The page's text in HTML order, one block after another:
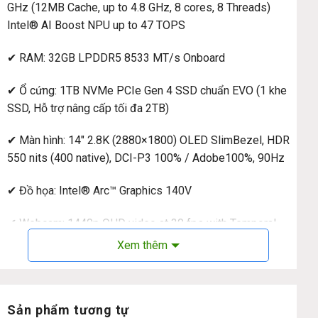
GHz (12MB Cache, up to 4.8 GHz, 8 cores, 8 Threads)
Intel® AI Boost NPU up to 47 TOPS
✔ RAM: 32GB LPDDR5 8533 MT/s Onboard
✔ Ổ cứng: 1TB NVMe PCIe Gen 4 SSD chuẩn EVO (1 khe
SSD, Hỗ trợ nâng cấp tối đa 2TB)
✔ Màn hình: 14″ 2.8K (2880×1800) OLED SlimBezel, HDR
550 nits (400 native), DCI-P3 100% / Adobe100%, 90Hz
✔ Đồ họa: Intel® Arc™ Graphics 140V
✔ Webcam: 1440p QHD video at 30 fps with Temporal
over USB-C • Thunderbolt™ 4 • USB charging 5 V; 3 A •
Xem thêm
Sản phẩm tương tự